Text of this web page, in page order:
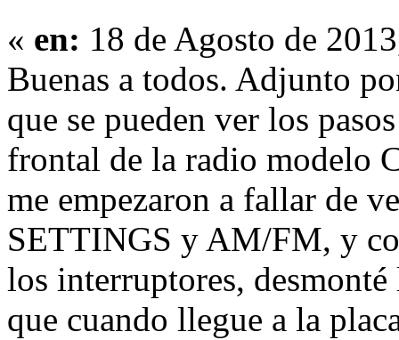
« en: 18 de Agosto de
Buenas a todos. Adjunto
que se pueden ver los
frontal de la radio modelo
me empezaron a fallar de
SETTINGS y AM/FM, y
los interruptores,
que cuando llegue a la